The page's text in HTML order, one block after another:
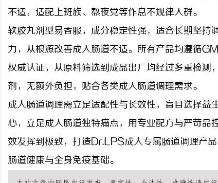
不适，适配上班族、熬夜党等作息不规律人群。
软胶丸剂型易吞服，成分稳定性强，适合长期坚持
力，从根源改善成人肠道不适。所有产品均遵循
权威认证，从原料筛选到成品出厂均经过多重检测
剂，无额外负担，贴合各类成人肠道调理需求。
成人肠道调理需立足适配性与长效性，盲目选择益
心，立足成人肠道独特痛点，用专业配方与严苛品
效发挥到极致，打造Dr.LPS成人专属肠道调理产
肠道健康与全身免疫基础。